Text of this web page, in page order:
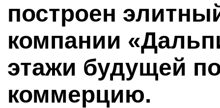
построен
компании
этажи будущей
коммерцию.